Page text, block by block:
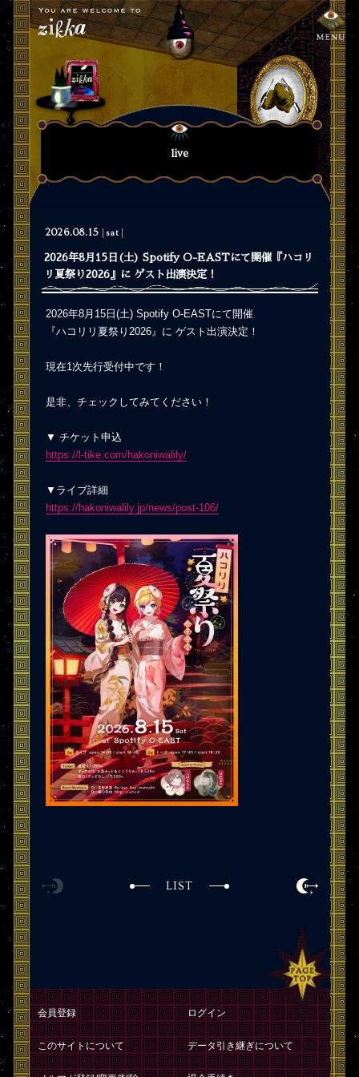
live
2026.08.15 sat
2026年8月15日(土) Spotify O-EASTにて開催『ハコリ
リ夏祭り2026』に ゲスト出演決定！
2026年8月15日(土) Spotify O-EASTにて開催
『ハコリリ夏祭り2026』に ゲスト出演決定！
現在1次先行受付中です！
是非、チェックしてみてください！
▼ チケット申込
https://l-tike.com/hakoniwalily/
▼ライブ詳細
https://hakoniwalily.jp/news/post-106/
LIST
会員登録 ログイン
このサイトについて データ引き継ぎについて